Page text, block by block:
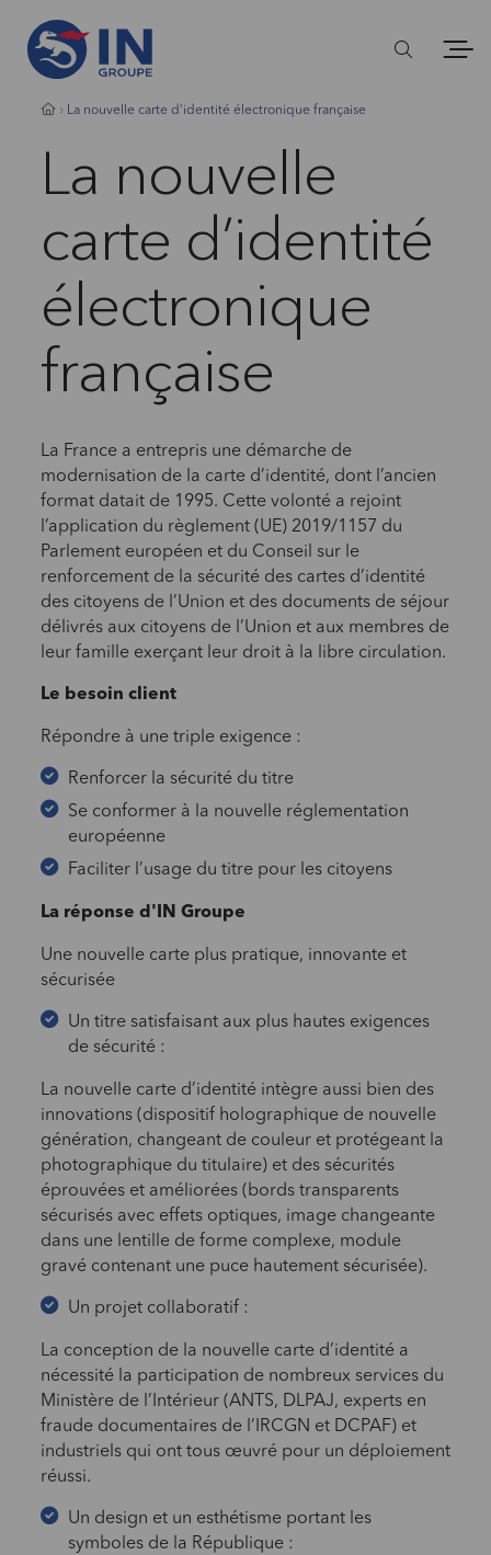
La nouvelle carte d’identité électronique française
La nouvelle
carte d’identité
électronique
française
La France a entrepris une démarche de
modernisation de la carte d’identité, dont l’ancien
format datait de 1995. Cette volonté a rejoint
l’application du règlement (UE) 2019/1157 du
Parlement européen et du Conseil sur le
renforcement de la sécurité des cartes d’identité
des citoyens de l’Union et des documents de séjour
délivrés aux citoyens de l’Union et aux membres de
leur famille exerçant leur droit à la libre circulation.
Le besoin client
Répondre à une triple exigence :
Renforcer la sécurité du titre
Se conformer à la nouvelle réglementation
européenne
Faciliter l’usage du titre pour les citoyens
La réponse d'IN Groupe
Une nouvelle carte plus pratique, innovante et
sécurisée
Un titre satisfaisant aux plus hautes exigences
de sécurité :
La nouvelle carte d’identité intègre aussi bien des
innovations (dispositif holographique de nouvelle
génération, changeant de couleur et protégeant la
photographique du titulaire) et des sécurités
éprouvées et améliorées (bords transparents
sécurisés avec effets optiques, image changeante
dans une lentille de forme complexe, module
gravé contenant une puce hautement sécurisée).
Un projet collaboratif :
La conception de la nouvelle carte d’identité a
nécessité la participation de nombreux services du
Ministère de l’Intérieur (ANTS, DLPAJ, experts en
fraude documentaires de l’IRCGN et DCPAF) et
industriels qui ont tous œuvré pour un déploiement
réussi.
Un design et un esthétisme portant les
symboles de la République :